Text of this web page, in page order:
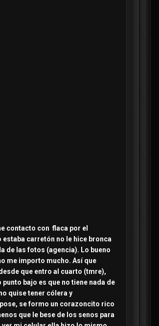
contacto con flaca por el
carretón no le hice bronca
de las fotos (agencia). Lo bueno
me importo mucho. Así que
que entro al cuarto (tmre),
bajo es que no tiene nada de
quise tener cólera y
se formo un corazoncito rico
que le bese de los senos para